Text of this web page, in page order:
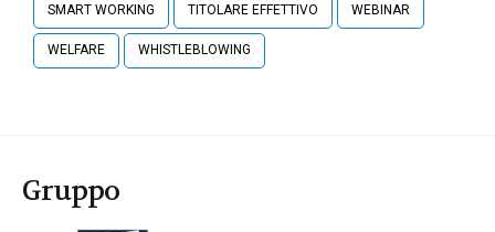
SMART WORKING TITOLARE EFFETTIVO WEBINAR
WELFARE WHISTLEBLOWING
Gruppo